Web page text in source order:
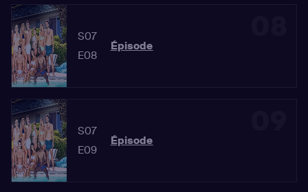
S07
E08
Épisode
S07
E09
Épisode